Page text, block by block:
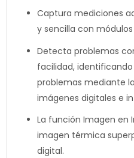
Captura mediciones
y sencilla con
Detecta problemas
facilidad,
problemas mediante
imágenes digitales e
La función Imagen en
imagen térmica
digital.